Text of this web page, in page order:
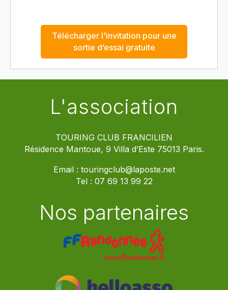
Télécharger l'invitation pour une
sortie d’essai gratuite
L'association
TOURING CLUB FRANCILIEN
Résidence Mantoue, 9 Villa d’Este 75013 Paris.
Email : touringclub@laposte.net
Tel : 07 69 13 99 22
Nos partenaires